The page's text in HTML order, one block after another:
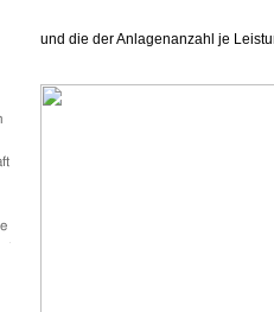
und die der Anlagenanzahl je